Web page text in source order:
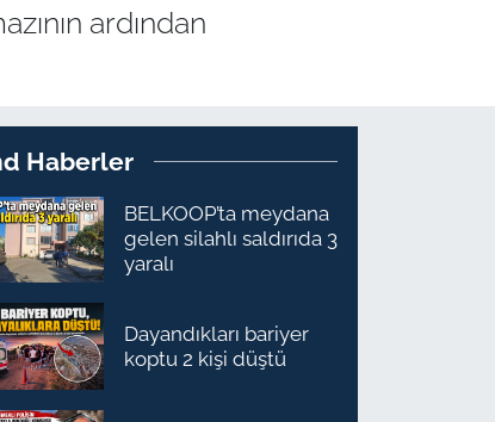
ardından
Haberler
BELKOOP’ta meydana
gelen silahlı saldırıda 3
yaralı
Dayandıkları bariyer
koptu 2 kişi düştü